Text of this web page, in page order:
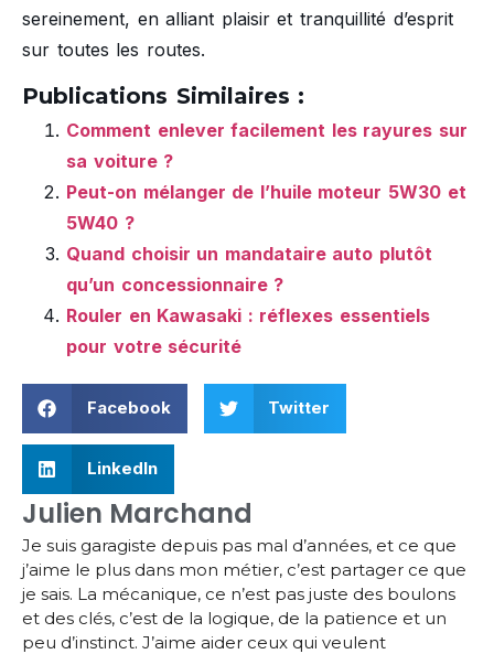
sereinement, en alliant plaisir et tranquillité d’esprit
sur toutes les routes.
Publications Similaires :
Comment enlever facilement les rayures sur
sa voiture ?
Peut-on mélanger de l’huile moteur 5W30 et
5W40 ?
Quand choisir un mandataire auto plutôt
qu’un concessionnaire ?
Rouler en Kawasaki : réflexes essentiels
pour votre sécurité
Facebook Twitter
LinkedIn
Julien Marchand
Je suis garagiste depuis pas mal d’années, et ce que
j’aime le plus dans mon métier, c’est partager ce que
je sais. La mécanique, ce n’est pas juste des boulons
et des clés, c’est de la logique, de la patience et un
peu d’instinct. J’aime aider ceux qui veulent